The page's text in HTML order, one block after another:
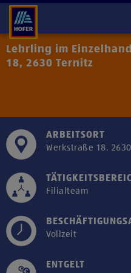
Lehrling im
18, 2630 Ternitz
ARBEITSORT
Werkstraße 18,
Filialteam
Vollzeit
ENTGELT